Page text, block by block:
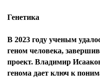
Генетика
В 2023 году ученым
геном человека,
проект. Владимир
генома дает ключ к